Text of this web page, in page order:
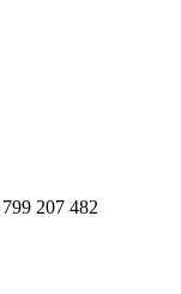
207 482